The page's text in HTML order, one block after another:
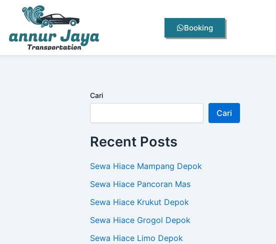
Booking
Cari
Cari
Recent Posts
Sewa Hiace Mampang Depok
Sewa Hiace Pancoran Mas
Sewa Hiace Krukut Depok
Sewa Hiace Grogol Depok
Sewa Hiace Limo Depok